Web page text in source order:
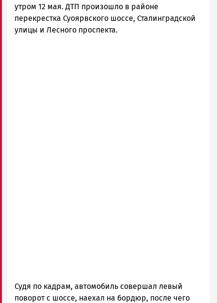
утром 12 мая. ДТП произошло в районе
перекрестка Суоярвского шоссе, Сталинградской
улицы и Лесного проспекта.
Судя по кадрам, автомобиль совершал левый
поворот с шоссе, наехал на бордюр, после чего